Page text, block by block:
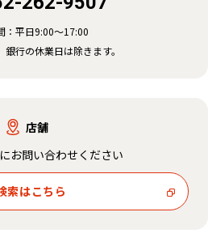
： 平日9:00～17:00
銀行の休業日は除きます。
店舗
お問い合わせください
索はこちら